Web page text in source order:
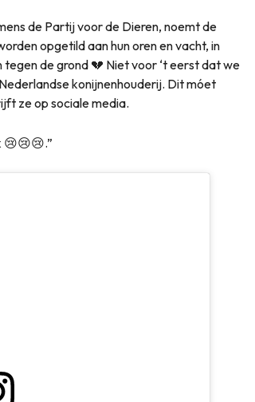
de Partij voor de Dieren, noemt de
opgetild aan hun oren en vacht, in
de grond 💔 Niet voor ‘t eerst dat we
konijnenhouderij. Dit móet
ze op sociale media.
😢😢😢.”